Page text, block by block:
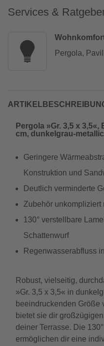
Services &
Pergola,
Pergola »Gr. 3,5 x 3,5«,
cm, dunkelgrau-
Geringere
Konstruktion und
Deutlich verminderte
Zubehör unkompliziert
130° verstellbare
Schattenwurf
Regenwasserabfluss
Robust, vielseitig,
»Gr. 3,5 x 3,5« in
beeindruckenden Größe
bietet sie dir
deiner Terrasse. Die
ermöglichen dir eine